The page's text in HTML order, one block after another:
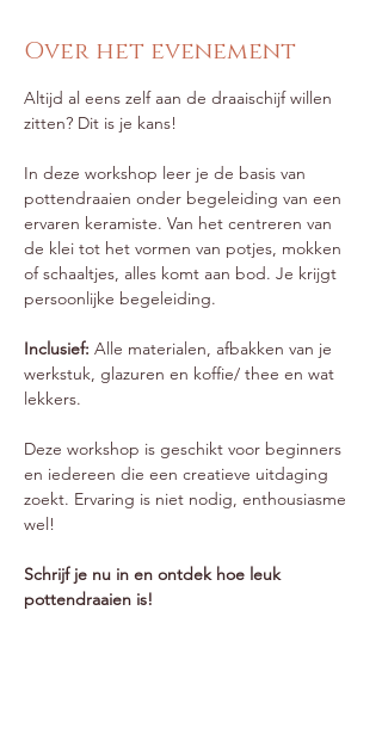
Over het evenement
Altijd al eens zelf aan de draaischijf willen
zitten? Dit is je kans!
In deze workshop leer je de basis van
pottendraaien onder begeleiding van een
ervaren keramiste. Van het centreren van
de klei tot het vormen van potjes, mokken
of schaaltjes, alles komt aan bod. Je krijgt
persoonlijke begeleiding.
Inclusief: Alle materialen, afbakken van je
werkstuk, glazuren en koffie/ thee en wat
lekkers.
Deze workshop is geschikt voor beginners
en iedereen die een creatieve uitdaging
zoekt. Ervaring is niet nodig, enthousiasme
wel!
Schrijf je nu in en ontdek hoe leuk
pottendraaien is!